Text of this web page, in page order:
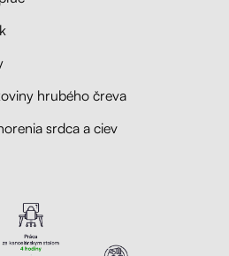
hrubého čreva
srdca a ciev